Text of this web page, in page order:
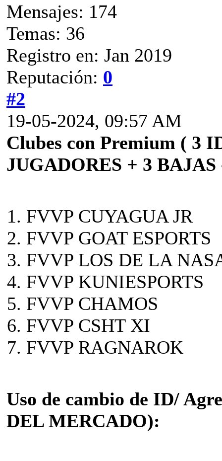
Mensajes: 174
Temas: 36
Registro en: Jan 2019
Reputación: 0
#2
19-05-2024, 09:57 AM
Clubes con Premium ( 3
JUGADORES + 3
FVVP CUYAGUA JR
FVVP GOAT ESPORTS
FVVP LOS DE LA
FVVP KUNIESPORTS
FVVP CHAMOS
FVVP CSHT XI
FVVP RAGNAROK
Uso de cambio de ID/
DEL MERCADO):